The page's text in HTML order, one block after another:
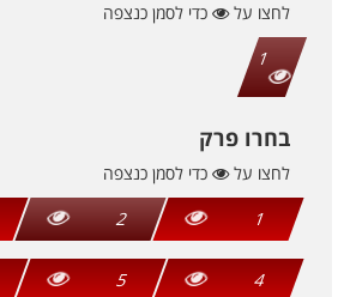
לחצו על
כדי לסמן כנצפה
1
בחרו פרק
לחצו על
כדי לסמן כנצפה
1
2
4
5